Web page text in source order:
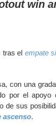
win
tras el empate
con una
por el
de sus
ascenso.